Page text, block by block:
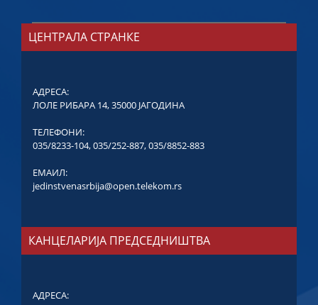
ЦЕНТРАЛА СТРАНКЕ
АДРЕСА:
ЛОЛЕ РИБАРА 14, 35000 ЈАГОДИНА
ТЕЛЕФОНИ:
035/8233-104,035/252-887,035/8852-883
ЕМАИЛ:
jedinstvenasrbija@open.telekom.rs
КАНЦЕЛАРИЈА ПРЕДСЕДНИШТВА
АДРЕСА: